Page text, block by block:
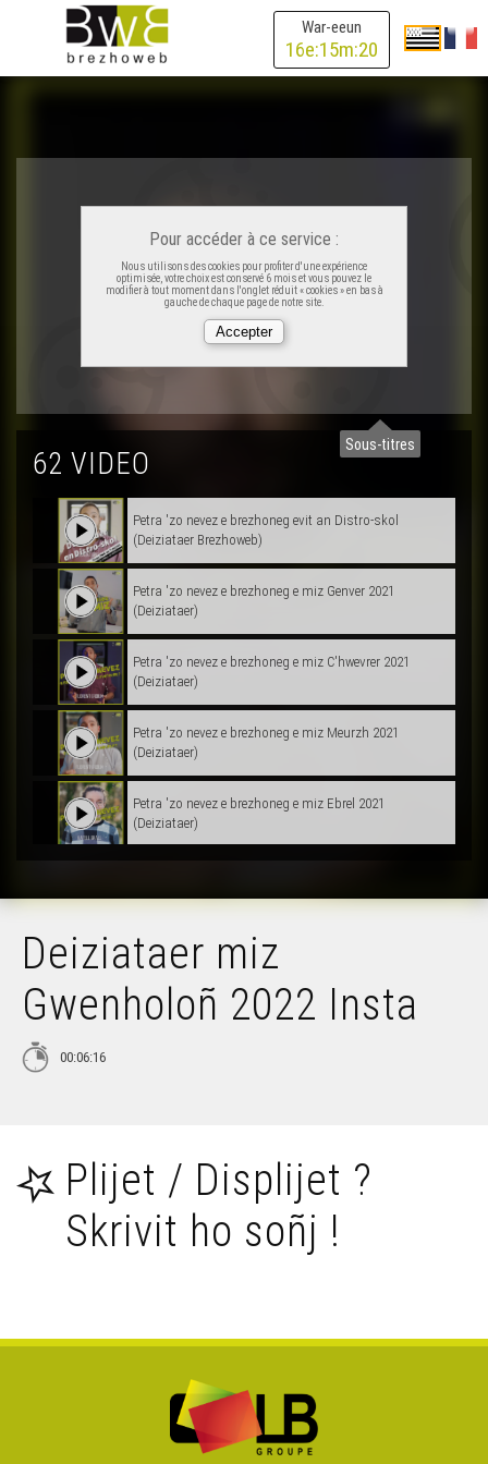
War-eeun
16e:15m:20
Sous-titres
Pour accéder à ce service :
Nous utilisons des cookies pour profiter d'une expérience
optimisée, votre choix est conservé 6 mois et vous pouvez le
modifier à tout moment dans l'onglet réduit « cookies » en bas à
gauche de chaque page de notre site.
62 VIDEO
Petra 'zo nevez e brezhoneg evit an Distro-skol
(Deiziataer Brezhoweb)
Petra 'zo nevez e brezhoneg e miz Genver 2021
(Deiziataer)
Petra 'zo nevez e brezhoneg e miz C'hwevrer 2021
(Deiziataer)
Petra 'zo nevez e brezhoneg e miz Meurzh 2021
(Deiziataer)
Petra 'zo nevez e brezhoneg e miz Ebrel 2021
(Deiziataer)
Petra 'zo nevez e brezhoneg evit an Hañv (Deiziataer
Brezhoweb)
Petra 'zo nevez e brezhoneg e miz Here 2021 (Deiziataer
Petra 'zo nevez e brezhoneg e miz Du 2021 (Deiziataer
Brezhoweb)
Petra 'zo nevez e brezhoneg e miz Meurzh 2022
(Deiziataer Brezhoweb)
(Deiziataer Brezhoweb)
Petra 'zo nevez e brezhoneg e miz Ebrel 2022 ? -
Deiziataer miz
Gwenholoñ 2022 Insta
00:06:16
Plijet / Displijet ?
Skrivit ho soñj !